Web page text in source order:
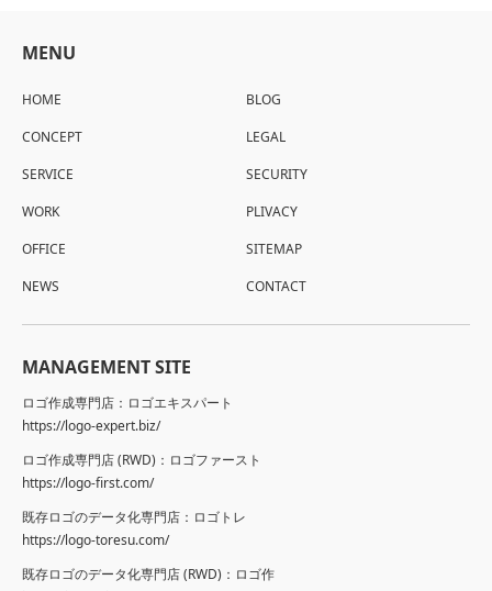
MENU
HOME
CONCEPT
SERVICE
WORK
OFFICE
NEWS
BLOG
LEGAL
SECURITY
PLIVACY
SITEMAP
CONTACT
MANAGEMENT SITE
ロゴ作成専門店：ロゴエキスパート
https://logo-expert.biz/
ロゴ作成専門店 (RWD)：ロゴファースト
https://logo-first.com/
既存ロゴのデータ化専門店：ロゴトレ
https://logo-toresu.com/
既存ロゴのデータ化専門店 (RWD)：ロゴ作